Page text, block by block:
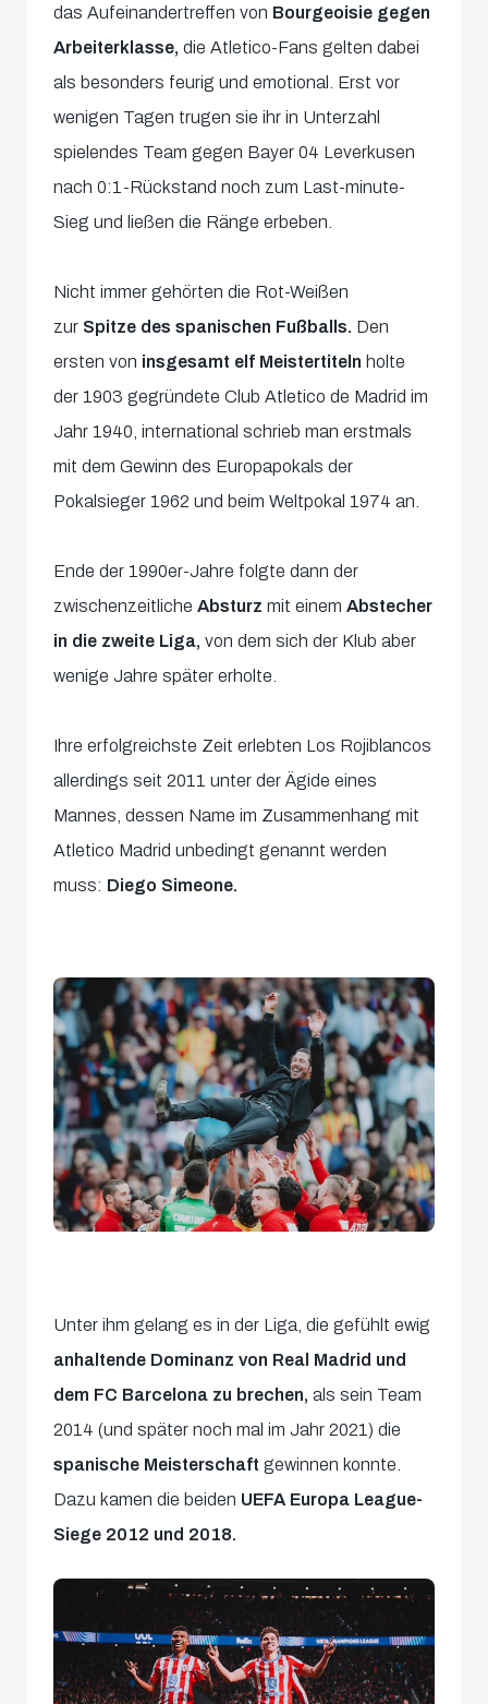
das Aufeinandertreffen von Bourgeoisie gegen
Arbeiterklasse, die Atletico-Fans gelten dabei
als besonders feurig und emotional. Erst vor
wenigen Tagen trugen sie ihr in Unterzahl
spielendes Team gegen Bayer 04 Leverkusen
nach 0:1-Rückstand noch zum Last-minute-
Sieg und ließen die Ränge erbeben.
Nicht immer gehörten die Rot-Weißen
zur Spitze des spanischen Fußballs. Den
ersten von insgesamt elf Meistertiteln holte
der 1903 gegründete Club Atletico de Madrid im
Jahr 1940, international schrieb man erstmals
mit dem Gewinn des Europapokals der
Pokalsieger 1962 und beim Weltpokal 1974 an.
Ende der 1990er-Jahre folgte dann der
zwischenzeitlicheAbsturzmit einemAbstecher
in die zweite Liga,von dem sich der Klub aber
wenige Jahre später erholte.
Ihre erfolgreichste Zeit erlebten Los Rojiblancos
allerdings seit 2011 unter der Ägide eines
Mannes, dessen Name im Zusammenhang mit
Atletico Madrid unbedingt genannt werden
muss: Diego Simeone.
Unter ihm gelang es in der Liga, die gefühlt ewig
anhaltende Dominanz von Real Madrid und
dem FC Barcelona zu brechen,als sein Team
2014 (und später noch mal im Jahr 2021) die
spanische Meisterschaft gewinnen konnte.
Dazu kamen die beiden UEFA Europa League-
Siege 2012 und 2018.